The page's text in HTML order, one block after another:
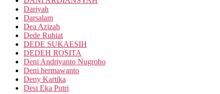
Dariyah
Darsalam
Dea Azizah
Dede Ruhiat
DEDE SUKAESIH
DEDEH ROSITA
Deni Andriyanto Nugroho
Deni hermawanto
Deny Kartika
Desi Eka Putri